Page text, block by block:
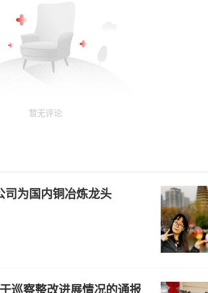
暂无评论
为国内铜冶炼龙头
巡察整改进展情况的通报